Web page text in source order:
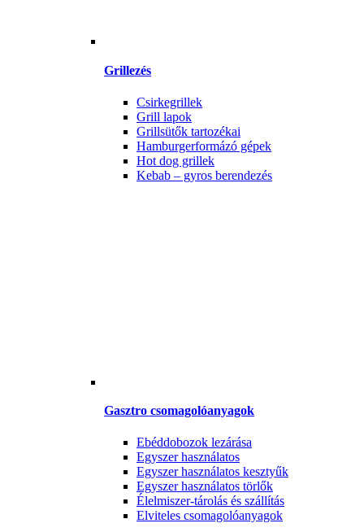
Grillezés
Csirkegrillek
Grill lapok
Grillsütők tartozékai
Hamburgerformázó gépek
Hot dog grillek
Kebab – gyros berendezés
Gasztro csomagolóanyagok
Ebéddobozok lezárása
Egyszer használatos
Egyszer használatos kesztyűk
Egyszer használatos törlők
Élelmiszer-tárolás és szállítás
Elviteles csomagolóanyagok